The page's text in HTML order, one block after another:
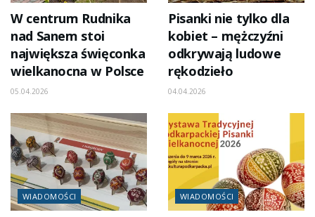
W centrum Rudnika
nad Sanem stoi
największa święconka
wielkanocna w Polsce
05.04.2026
Pisanki nie tylko dla
kobiet – mężczyźni
odkrywają ludowe
rękodzieło
04.04.2026
WIADOMOŚCI WIADOMOŚCI